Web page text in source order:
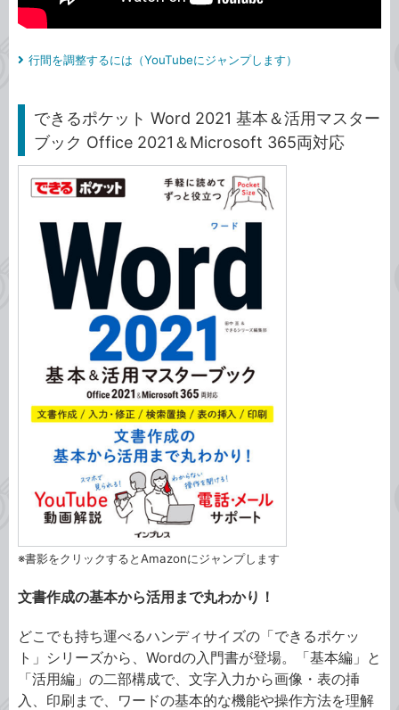
行間を調整するには（YouTubeにジャンプします）
できるポケット Word 2021 基本＆活用マスター
ブック Office 2021＆Microsoft 365両対応
※書影をクリックするとAmazonにジャンプします
文書作成の基本から活用まで丸わかり！
どこでも持ち運べるハンディサイズの「できるポケッ
ト」シリーズから、Wordの入門書が登場。「基本編」と
「活用編」の二部構成で、文字入力から画像・表の挿
入、印刷まで、ワードの基本的な機能や操作方法を理解